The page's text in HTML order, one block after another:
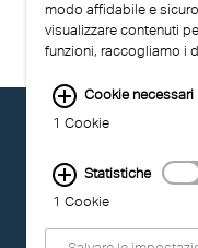
modo affidabile e
visualizzare contenuti
funzioni, raccogliamo i
Cookie necessari
1 Cookie
Statistiche
1 Cookie